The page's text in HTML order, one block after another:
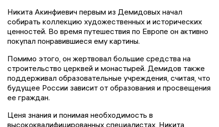
Никита Акинфиевич первым из Демидовых начал
собирать коллекцию художественных и исторических
ценностей. Во время путешествия по Европе он активно
покупал понравившиеся ему картины.
Помимо этого, он жертвовал большие средства на
строительство церквей и монастырей. Демидов также
поддерживал образовательные учреждения, считая, что
будущее России зависит от образования и просвещения
ее граждан.
Ценя знания и понимая необходимость в
высококвалифицированных специалистах, Никита